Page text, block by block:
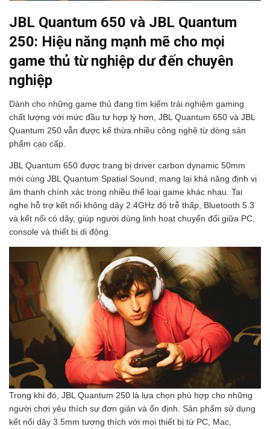
JBL Quantum 650 và JBL Quantum
250: Hiệu năng mạnh mẽ cho mọi
game thủ từ nghiệp dư đến chuyên
nghiệp
Dành cho những game thủ đang tìm kiếm trải nghiệm gaming
chất lượng với mức đầu tư hợp lý hơn, JBL Quantum 650 và JBL
Quantum 250 vẫn được kế thừa nhiều công nghệ từ dòng sản
phẩm cao cấp.
JBL Quantum 650 được trang bị driver carbon dynamic 50mm
mới cùng JBL Quantum Spatial Sound, mang lại khả năng định vị
âm thanh chính xác trong nhiều thể loại game khác nhau. Tai
nghe hỗ trợ kết nối không dây 2.4GHz độ trễ thấp, Bluetooth 5.3
và kết nối có dây, giúp người dùng linh hoạt chuyển đổi giữa PC,
console và thiết bị di động.
Trong khi đó, JBL Quantum 250 là lựa chọn phù hợp cho những
người chơi yêu thích sự đơn giản và ổn định. Sản phẩm sử dụng
kết nối dây 3.5mm tương thích với mọi thiết bị từ PC, Mac,